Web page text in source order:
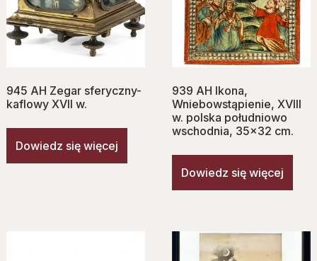
945 AH Zegar sferyczny-
kaflowy XVII w.
Dowiedz się więcej
939 AH Ikona,
Wniebowstąpienie, XVIII
w. polska południowo
wschodnia, 35×32 cm.
Dowiedz się więcej